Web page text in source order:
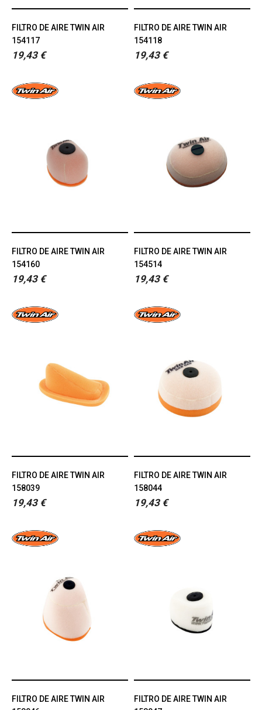
FILTRO DE AIRE TWIN AIR
154117
19,43 €
FILTRO DE AIRE TWIN AIR
154118
19,43 €
FILTRO DE AIRE TWIN AIR
154160
19,43 €
FILTRO DE AIRE TWIN AIR
154514
19,43 €
FILTRO DE AIRE TWIN AIR
158039
19,43 €
FILTRO DE AIRE TWIN AIR
158044
19,43 €
FILTRO DE AIRE TWIN AIR
FILTRO DE AIRE TWIN AIR